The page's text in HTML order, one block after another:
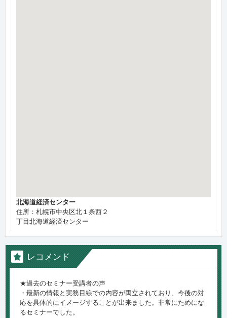
北海道経済センター
住所：札幌市中央区北１条西２
丁目北海道経済センター
レコメンド
★過去のセミナー受講者の声
・最新の情報と実務目線での内容が両立されており、今後の対
応を具体的にイメージすることが出来ました。非常にためにな
るセミナーでした。